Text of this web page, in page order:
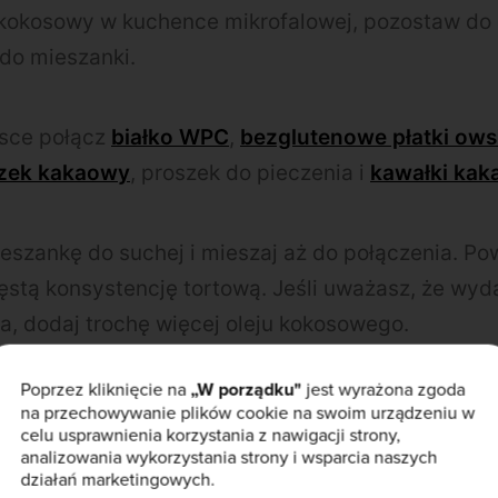
w kuchence mikrofalowej, pozostaw
mieszanki.
połącz białko WPC, bezglutenowe płatki
kakaowy, proszek do pieczenia i kawałki
do suchej i mieszaj aż do połączenia.
konsystencję tortową. Jeśli uważasz, że
dodaj trochę więcej oleju kokosowego.
na cztery formy, piecz na środku piekarnika
piekarnik z wiatrakiem, czasy pieczenia
mogą się różnić.
Poprzez kliknięcie na„W porządku" jest wyrażona zgoda
na przechowywanie plików cookie na swoim urządzeniu w
celu usprawnienia korzystania z nawigacji strony,
analizowania wykorzystania strony i wsparcia naszych
działań marketingowych.